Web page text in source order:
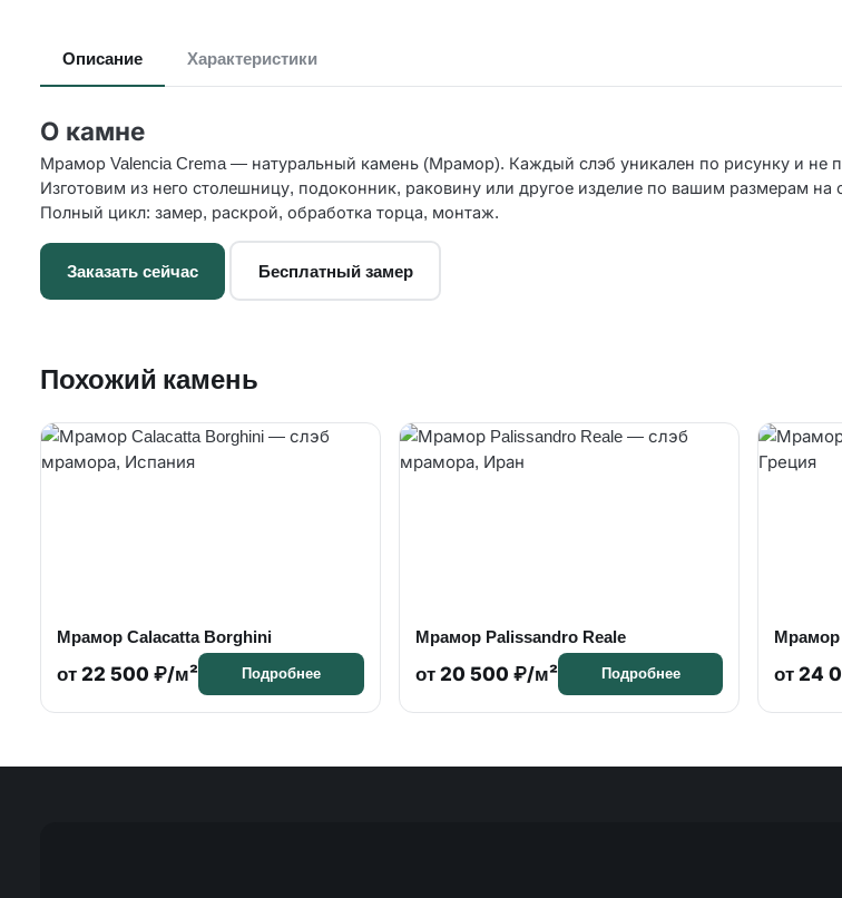
Описание Характеристики
О камне
Мрамор Valencia Crema — натуральный камень (Мрамор). Каждый слэб уникален по рисунку и не
Изготовим из него столешницу, подоконник, раковину или другое изделие по вашим размерам на
Полный цикл: замер, раскрой, обработка торца, монтаж.
Заказать сейчас Бесплатный замер
Похожий камень
Мрамор Calacatta Borghini
от 22 500 ₽/м² Подробнее
Мрамор Palissandro Reale
от 20 500 ₽/м² Подробнее
Мрамор
от 24